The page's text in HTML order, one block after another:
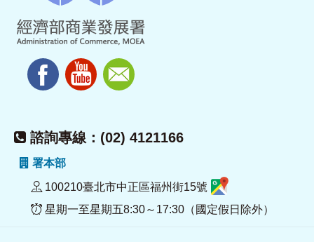
諮詢專線：(02) 4121166
署本部
100210臺北市中正區福州街15號
星期一至星期五8:30～17:30（國定假日除外）